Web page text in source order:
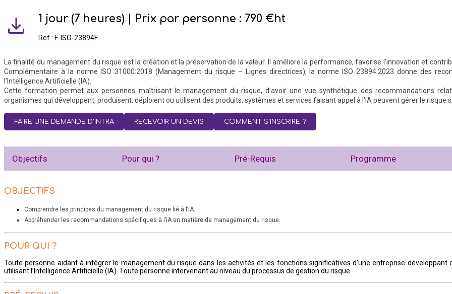
1 jour (7 heures) | Prix par personne : 790 €ht
Ref : F-ISO-23894F
La finalité du management du risque est la création et la préservation de la valeur. Il améliore la performance, favorise l’innovation et
Complémentaire à la norme ISO 31000:2018 (Management du risque – Lignes directrices), la norme ISO 23894:2023 donne des
l’Intelligence Artificielle (IA).
Cette formation permet aux personnes maîtrisant le management du risque, d’avoir une vue synthétique des recommandations
organismes qui développent, produisent, déploient ou utilisent des produits, systèmes et services faisant appel à l’IA peuvent gérer le risque
FAIRE UNE DEMANDE D'INTRA RECEVOIR UN DEVIS COMMENT S'INSCRIRE ?
Objectifs Pour qui ? Pré-Requis Programme
OBJECTIFS
Comprendre les principes du management du risque lié à l’IA.
Appréhender les recommandations spécifiques à l’iA en matière de management du risque.
POUR QUI ?
Toute personne aidant à intégrer le management du risque dans les activités et les fonctions significatives d’une entreprise développant
utilisant l’Intelligence Artificielle (IA). Toute personne intervenant au niveau du processus de gestion du risque.